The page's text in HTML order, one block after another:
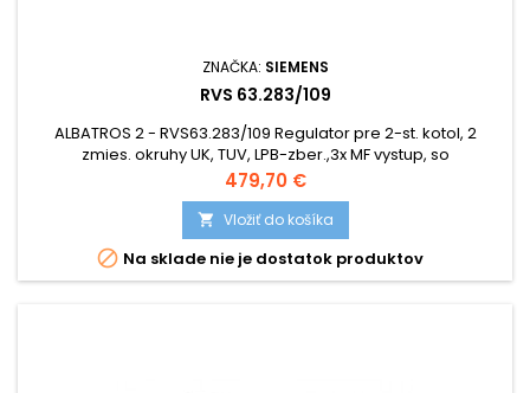
ZNAČKA: SIEMENS
RVS 63.283/109
ALBATROS 2 - RVS63.283/109 Regulator pre 2-st. kotol, 2
zmies. okruhy UK, TUV, LPB-zber.,3x MF vystup, so
svorkovnicami
Cena
479,70 €
 Vložiť do košíka
 Na sklade nie je dostatok produktov